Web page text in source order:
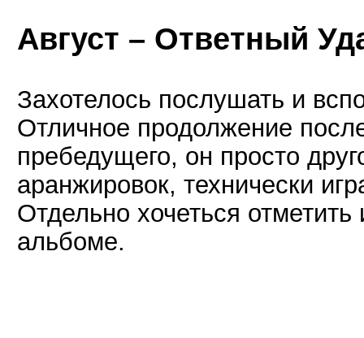
Август – Ответный
Захотелось послушать и
Отличное продолжение
пребедущего, он просто
аранжировок, технически
Отдельно хочеться
альбоме.